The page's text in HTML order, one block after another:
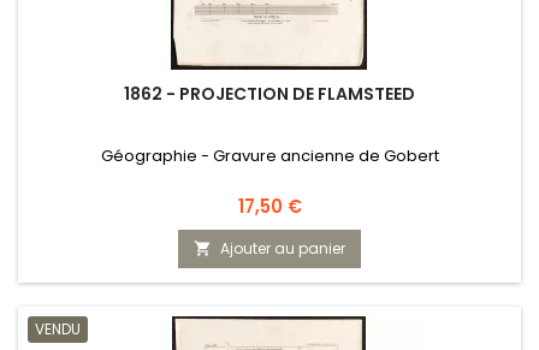
1862 - PROJECTION DE FLAMSTEED
Géographie - Gravure ancienne de Gobert
Prix
17,50 €
 Ajouter au panier
VENDU